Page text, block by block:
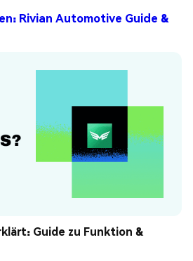
Rivian Automotive Guide &
Guide zu Funktion &